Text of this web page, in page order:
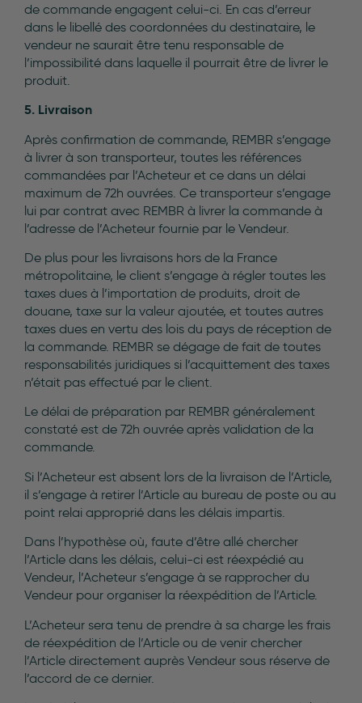
de commande engagent celui-ci. En cas d’erreur
dans le libellé des coordonnées du destinataire, le
vendeur ne saurait être tenu responsable de
l’impossibilité dans laquelle il pourrait être de livrer le
produit.
5. Livraison
Après confirmation de commande, REMBR s’engage
à livrer à son transporteur, toutes les références
commandées par l’Acheteur et ce dans un délai
maximum de 72h ouvrées. Ce transporteur s’engage
lui par contrat avec REMBR à livrer la commande à
l’adresse de l’Acheteur fournie par le Vendeur.
De plus pour les livraisons hors de la France
métropolitaine, le client s’engage à régler toutes les
taxes dues à l’importation de produits, droit de
douane, taxe sur la valeur ajoutée, et toutes autres
taxes dues en vertu des lois du pays de réception de
la commande. REMBR se dégage de fait de toutes
responsabilités juridiques si l’acquittement des taxes
n’était pas effectué par le client.
Le délai de préparation par REMBR généralement
constaté est de 72h ouvrée après validation de la
commande.
Si l’Acheteur est absent lors de la livraison de l’Article,
il s’engage à retirer l’Article au bureau de poste ou au
point relai approprié dans les délais impartis.
Dans l’hypothèse où, faute d’être allé chercher
l’Article dans les délais, celui-ci est réexpédié au
Vendeur, l’Acheteur s’engage à se rapprocher du
Vendeur pour organiser la réexpédition de l’Article.
L’Acheteur sera tenu de prendre à sa charge les frais
de réexpédition de l’Article ou de venir chercher
l’Article directement auprès Vendeur sous réserve de
l’accord de ce dernier.